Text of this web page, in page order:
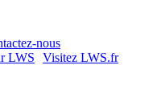
nous
Visitez LWS.fr